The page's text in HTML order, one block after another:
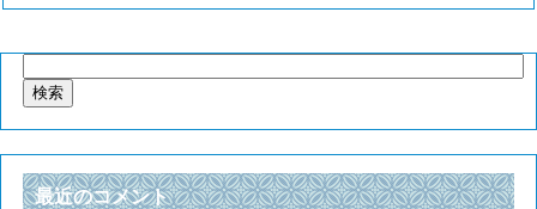
索:
最近のコメント